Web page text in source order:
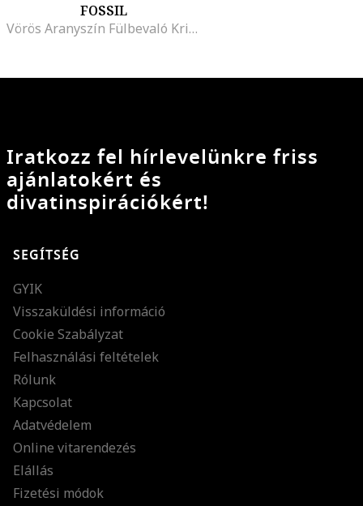
FOSSIL
Vörös Aranyszín Fülbevaló Kristályokkal, Ezüstszín
Iratkozz fel hírlevelünkre friss
ajánlatokért és
divatinspirációkért!
SEGÍTSÉG
GYIK
Visszaküldési információ
Cookie Szabályzat
Felhasználási feltételek
Rólunk
Kapcsolat
Adatvédelem
Online vitarendezés
Elállás
Fizetési módok